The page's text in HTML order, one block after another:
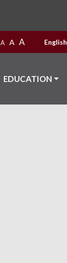
A A A English
EDUCATION